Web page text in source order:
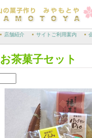
店舗紹介 サイトご利用案内
お茶菓子セット